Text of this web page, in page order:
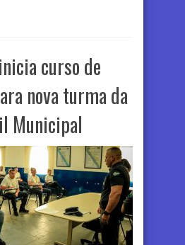
curso de
nova turma da
Municipal